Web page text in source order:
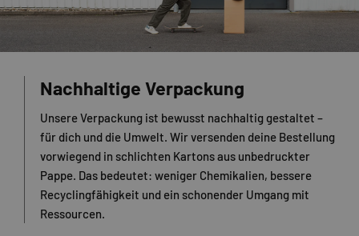
Nachhaltige Verpackung
Unsere Verpackung ist bewusst nachhaltig gestaltet –
für dich und die Umwelt. Wir versenden deine Bestellung
vorwiegend in schlichten Kartons aus unbedruckter
Pappe. Das bedeutet: weniger Chemikalien, bessere
Recyclingfähigkeit und ein schonender Umgang mit
Ressourcen.